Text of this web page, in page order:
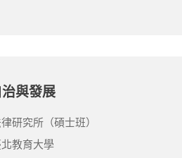
與發展
研究所（碩士班）
教育大學